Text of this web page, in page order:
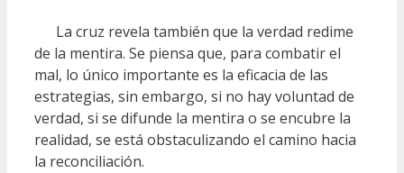
La cruz revela también que la verdad redime
de la mentira. Se piensa que, para combatir el
mal, lo único importante es la eficacia de las
estrategias, sin embargo, si no hay voluntad de
verdad, si se difunde la mentira o se encubre la
realidad, se está obstaculizando el camino hacia
la reconciliación.